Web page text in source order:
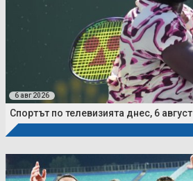
6 авг 2026
Спортът по телевизията днес, 6 август